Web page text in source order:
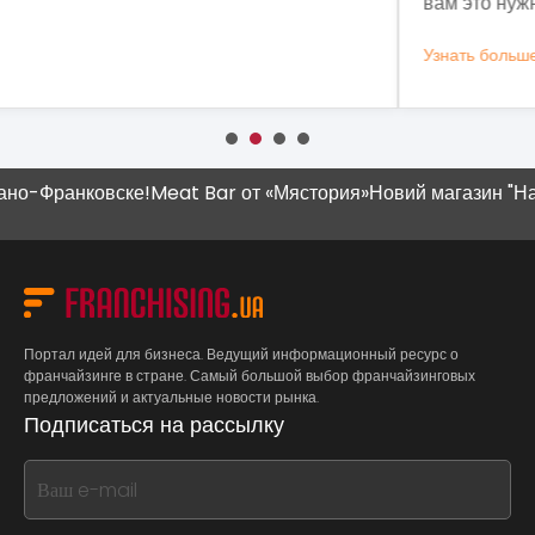
Франковске!Meat Bar от «Мястория»Новий магазин "Наш
Портал идей для бизнеса. Ведущий информационный ресурс о
франчайзинге в стране. Самый большой выбор франчайзинговых
предложений и актуальные новости рынка.
Подписаться на рассылку
If
you